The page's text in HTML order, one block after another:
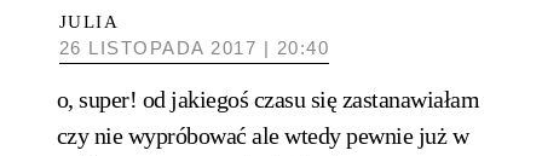
JULIA
26 LISTOPADA 2017 | 20:40
o, super! od jakiegoś czasu się zastanawiałam
czy nie wypróbować ale wtedy pewnie już w